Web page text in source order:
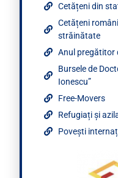
Cetățeni din
Cetățeni
străinătate
Anul pregătitor
Bursele de
Ionescu”
Free-Movers
Refugiați și
Povești